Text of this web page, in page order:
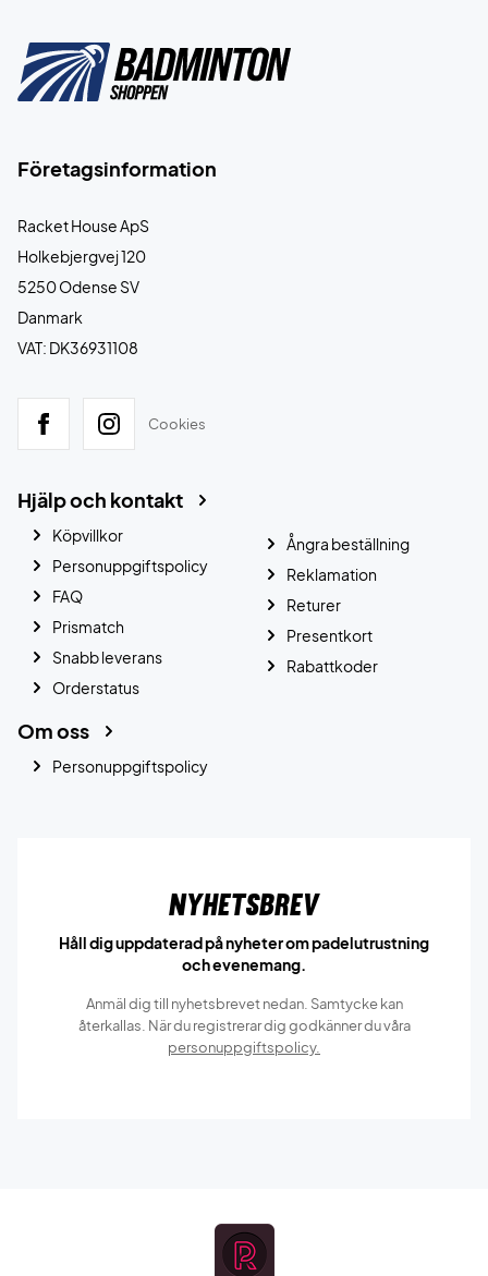
Företagsinformation
Racket House ApS
Holkebjergvej 120
5250 Odense SV
Danmark
VAT: DK36931108
Cookies
Hjälp och kontakt
Köpvillkor
Personuppgiftspolicy
FAQ
Prismatch
Snabb leverans
Orderstatus
Ångra beställning
Reklamation
Returer
Presentkort
Rabattkoder
Om oss
Personuppgiftspolicy
Nyhetsbrev
Håll dig uppdaterad på nyheter om padelutrustning
och evenemang.
Anmäl dig till nyhetsbrevet nedan. Samtycke kan
återkallas. När du registrerar dig godkänner du våra
personuppgiftspolicy.